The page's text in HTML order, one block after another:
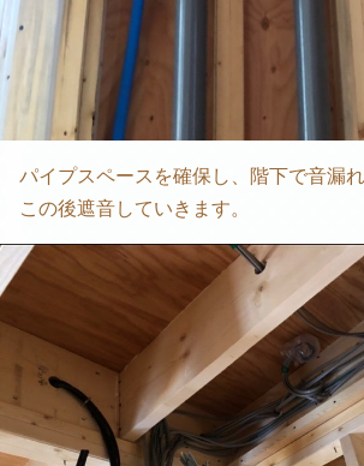
パイプスペースを確保し、階下で音漏
この後遮音していきます。